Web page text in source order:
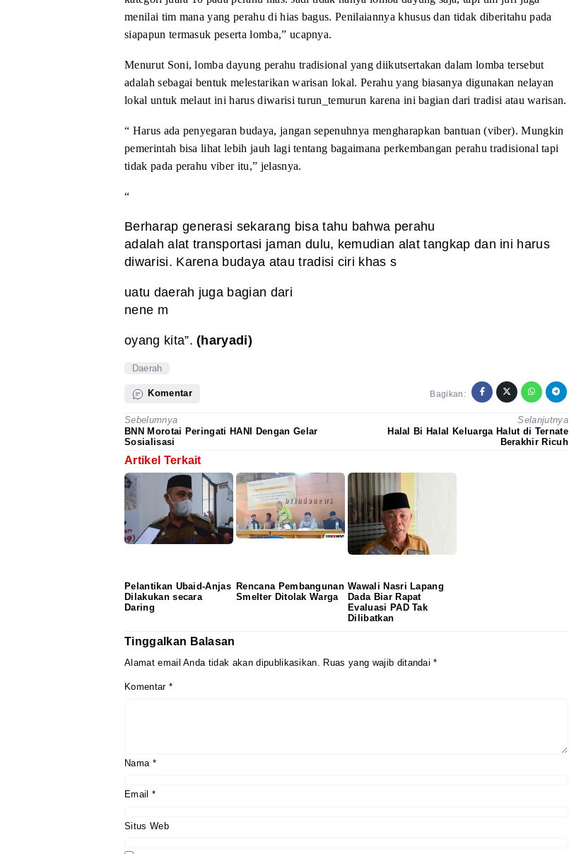
menilai tim mana yang perahu di hias bagus. Penilaiannya khusus dan tidak diberitahu pada
siapapun termasuk peserta lomba,” ucapnya.
Menurut Soni, lomba dayung perahu tradisional yang diikutsertakan dalam lomba tersebut
adalah sebagai bentuk melestarikan warisan lokal. Perahu yang biasanya digunakan nelayan
lokal untuk melaut ini harus diwarisi turun_temurun karena ini bagian dari tradisi atau warisan.
“ Harus ada penyegaran budaya, jangan sepenuhnya mengharapkan bantuan (viber). Mungkin
pemerintah bisa lihat lebih jauh lagi tentang bagaimana perkembangan perahu tradisional tapi
tidak pada perahu viberitu,” jelasnya.
“
Berharap generasi sekarang bisa tahu bahwa perahu
adalah alat transportasi jaman dulu, kemudian alat tangkap dan ini harus
diwarisi. Karena budaya atau tradisi ciri khas s
uatu daerah juga bagian dari
nene m
oyang kita”.(haryadi)
Daerah
Komentar Bagikan:
Sebelumnya
BNN Morotai Peringati HANI Dengan Gelar
Sosialisasi
Selanjutnya
Halal Bi Halal Keluarga Halut di Ternate
Berakhir Ricuh
Artikel Terkait
Pelantikan Ubaid-Anjas
Dilakukan secara
Daring
Rencana Pembangunan
Smelter Ditolak Warga
Wawali Nasri Lapang
Dada Biar Rapat
Evaluasi PAD Tak
Dilibatkan
Tinggalkan Balasan
Alamat email Anda tidak akan dipublikasikan. Ruas yang wajib ditandai*
Komentar *
Nama *
Email *
Situs Web